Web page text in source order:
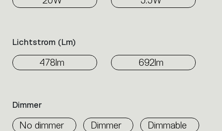
Lichtstrom (lm)
478lm 692lm
Dimmer
No dimmer Dimmer Dimmable